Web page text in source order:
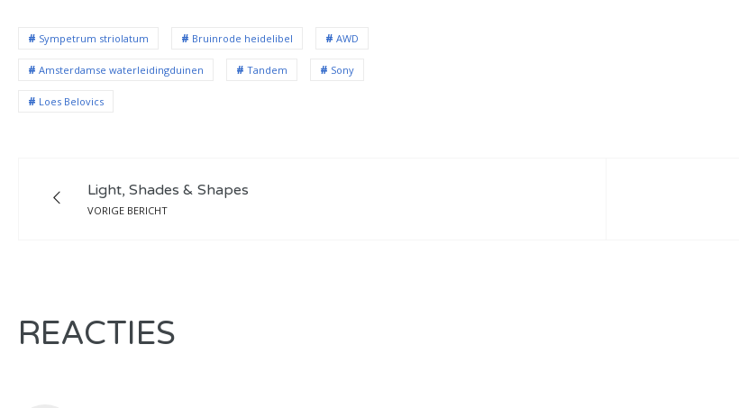
Sympetrum striolatum Bruinrode heidelibel AWD
Amsterdamse waterleidingduinen Tandem Sony
Loes Belovics
Light, Shades & Shapes
VORIGE BERICHT
REACTIES